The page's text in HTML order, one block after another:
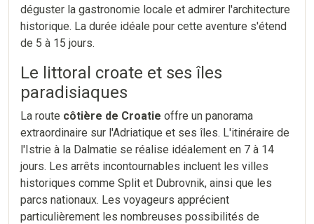
déguster la gastronomie locale et admirer l'architecture
historique. La durée idéale pour cette aventure s'étend
de 5 à 15 jours.
Le littoral croate et ses îles
paradisiaques
La route côtière de Croatie offre un panorama
extraordinaire sur l'Adriatique et ses îles. L'itinéraire de
l'Istrie à la Dalmatie se réalise idéalement en 7 à 14
jours. Les arrêts incontournables incluent les villes
historiques comme Split et Dubrovnik, ainsi que les
parcs nationaux. Les voyageurs apprécient
particulièrement les nombreuses possibilités de